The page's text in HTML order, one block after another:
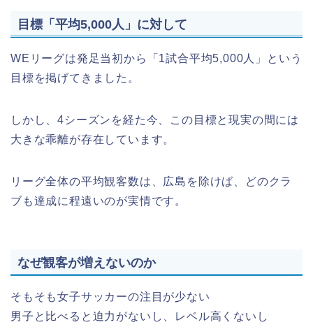
目標「平均5,000人」に対して
WEリーグは発足当初から「1試合平均5,000人」という
目標を掲げてきました。
しかし、4シーズンを経た今、この目標と現実の間には
大きな乖離が存在しています。
リーグ全体の平均観客数は、広島を除けば、どのクラ
ブも達成に程遠いのが実情です。
なぜ観客が増えないのか
そもそも女子サッカーの注目が少ない
男子と比べると迫力がないし、レベル高くないし